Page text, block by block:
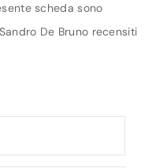
scheda sono
De Bruno recensiti